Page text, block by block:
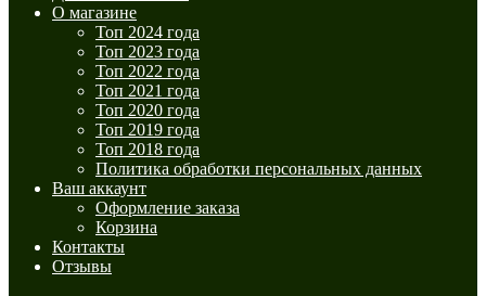
О магазине
Топ 2024 года
Топ 2023 года
Топ 2022 года
Топ 2021 года
Топ 2020 года
Топ 2019 года
Топ 2018 года
Политика обработки персональных данных
Ваш аккаунт
Оформление заказа
Корзина
Контакты
Отзывы